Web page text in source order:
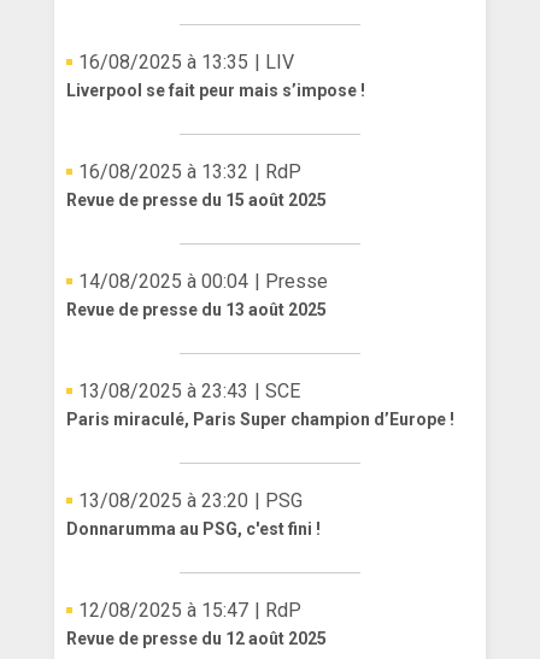
16/08/2025 à 13:35 | LIV
Liverpool se fait peur mais s’impose !
16/08/2025 à 13:32 | RdP
Revue de presse du 15 août 2025
14/08/2025 à 00:04 | Presse
Revue de presse du 13 août 2025
13/08/2025 à 23:43 | SCE
Paris miraculé, Paris Super champion d’Europe !
13/08/2025 à 23:20 | PSG
Donnarumma au PSG, c'est fini !
12/08/2025 à 15:47 | RdP
Revue de presse du 12 août 2025